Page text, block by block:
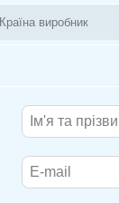
Країна виробник